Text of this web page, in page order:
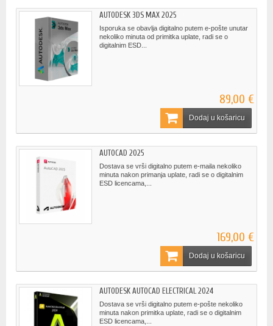
AUTODESK 3DS MAX 2025
Isporuka se obavlja digitalno putem e-pošte unutar
nekoliko minuta od primitka uplate, radi se o
digitalnim ESD...
89,00 €
Dodaj u košaricu
AUTOCAD 2025
Dostava se vrši digitalno putem e-maila nekoliko
minuta nakon primanja uplate, radi se o digitalnim
ESD licencama,...
169,00 €
Dodaj u košaricu
AUTODESK AUTOCAD ELECTRICAL 2024
Dostava se vrši digitalno putem e-pošte nekoliko
minuta nakon primitka uplate, radi se o digitalnim
ESD licencama,...